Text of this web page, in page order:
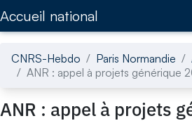
Accueil national
CNRS-Hebdo Paris Normandie
ANR : appel à projets générique
ANR : appel à projets